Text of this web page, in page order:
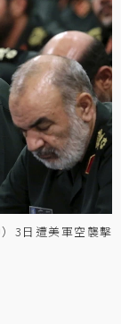
3日遭美軍空襲擊